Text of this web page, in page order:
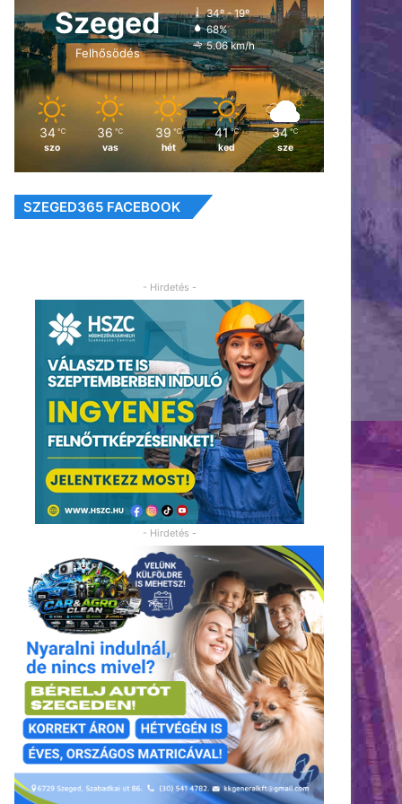
Szeged
Felhősödés
34º - 19º
68%
5.06 km/h
34 ℃
szo
36 ℃
vas
39 ℃
hét
41 ℃
ked
34 ℃
sze
SZEGED365 FACEBOOK
- Hirdetés -
- Hirdetés -